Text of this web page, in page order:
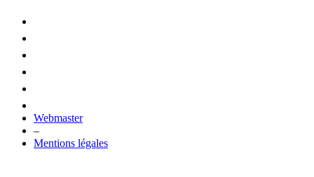
Webmaster
–
Mentions légales